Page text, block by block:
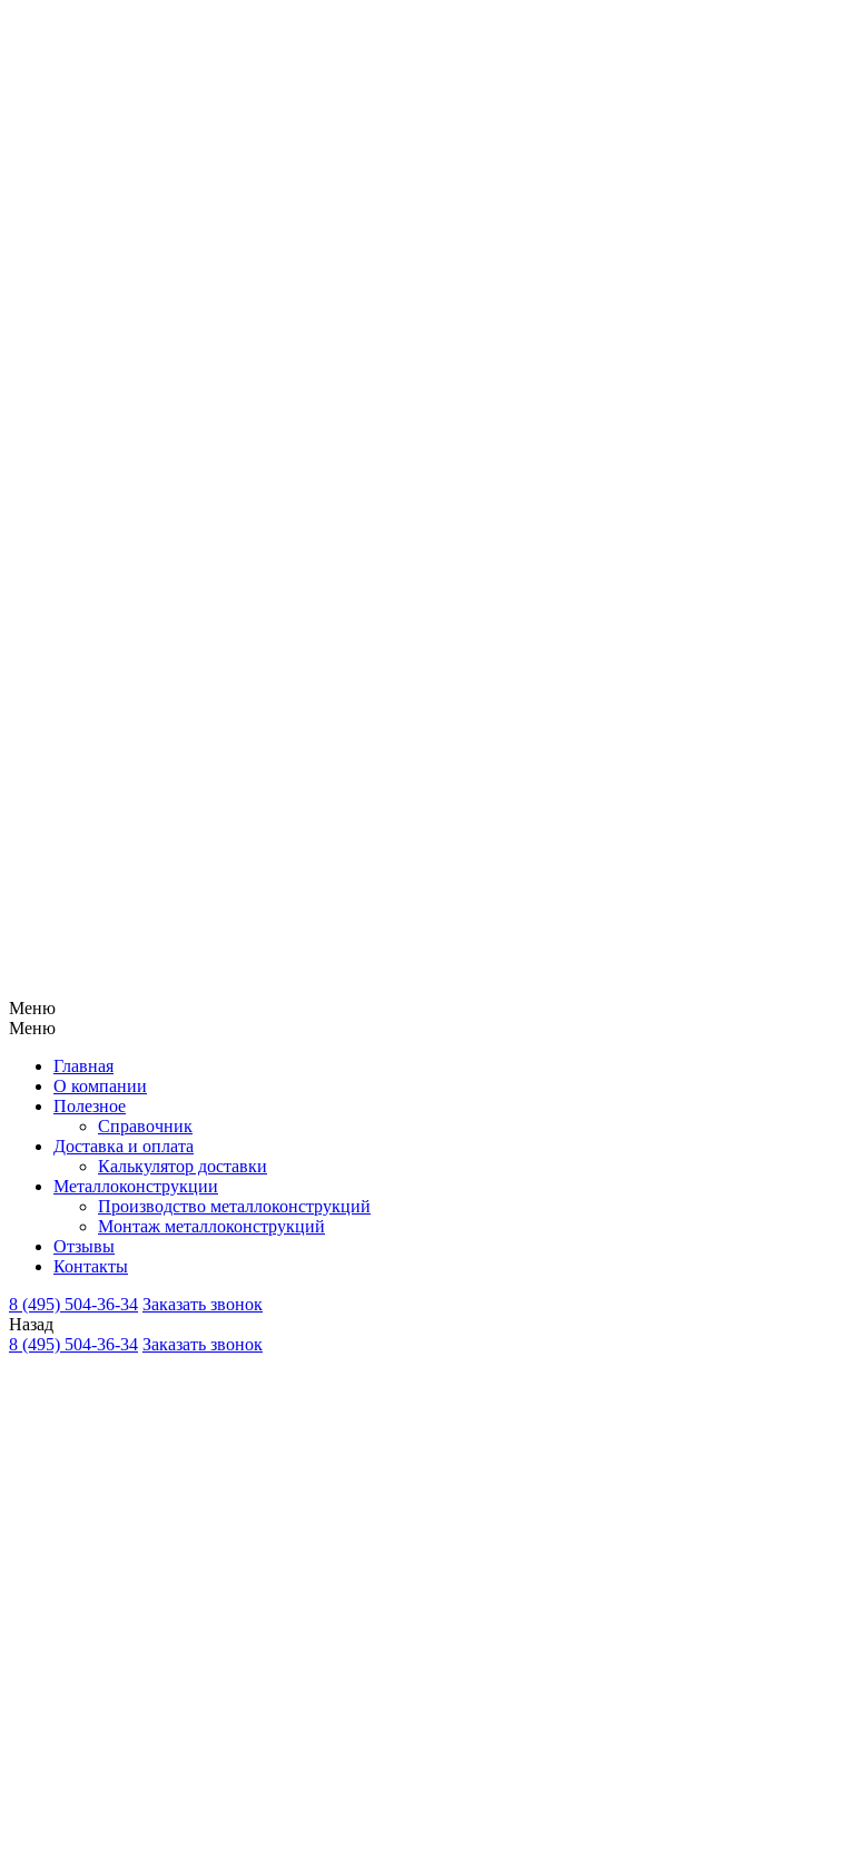
Меню
Меню
Главная
О компании
Полезное
Справочник
Доставка и оплата
Калькулятор доставки
Металлоконструкции
Производство металлоконструкций
Монтаж металлоконструкций
Отзывы
Контакты
8 (495) 504-36-34 Заказать звонок
Назад
8 (495) 504-36-34 Заказать звонок